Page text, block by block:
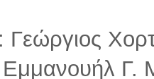
Εμμανουήλ Γ.